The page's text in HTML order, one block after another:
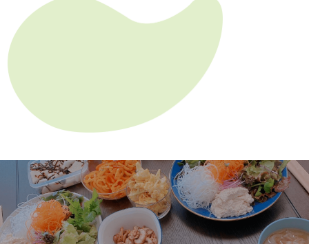
予約
Reservation
ヤング式腸もみchumuruのホームページをご覧いただき
ありがとうございます。